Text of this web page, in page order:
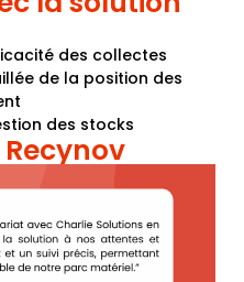
des collectes
de la position des
des stocks